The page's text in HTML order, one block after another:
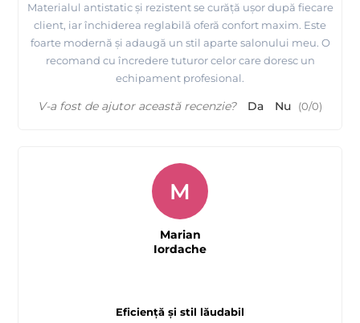
Materialul antistatic și rezistent se curăță ușor după fiecare
client, iar închiderea reglabilă oferă confort maxim. Este
foarte modernă și adaugă un stil aparte salonului meu. O
recomand cu încredere tuturor celor care doresc un
echipament profesional.
V-a fost de ajutor această recenzie? Da Nu (0/0)
Eficiență și stil lăudabil
M
Marian
Iordache